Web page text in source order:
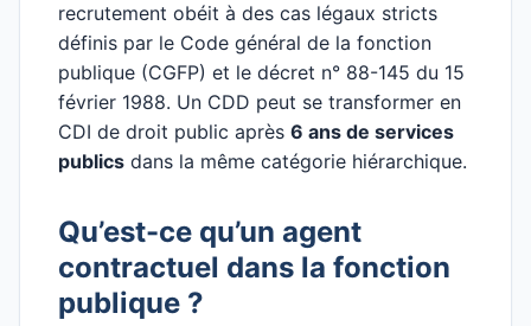
recrutement obéit à des cas légaux stricts
définis par le Code général de la fonction
publique (CGFP) et le décret n° 88-145 du 15
février 1988. Un CDD peut se transformer en
CDI de droit public après 6 ans de services
publics dans la même catégorie hiérarchique.
Qu’est-ce qu’un agent
contractuel dans la fonction
publique ?